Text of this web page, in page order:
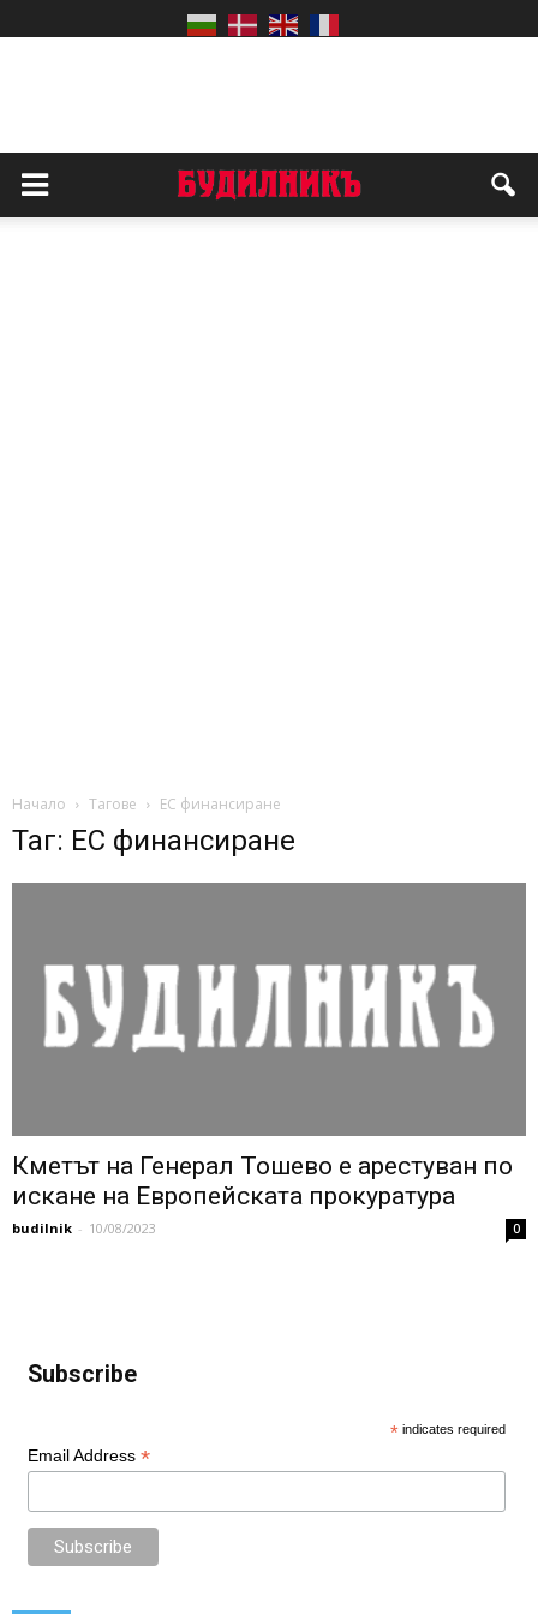
Начало Тагове ЕС финансиране
Таг: ЕС финансиране
Кметът на Генерал Тошево е арестуван по
искане на Европейската прокуратура
budilnik - 10/08/2023 0
Subscribe
* indicates required
Email Address *